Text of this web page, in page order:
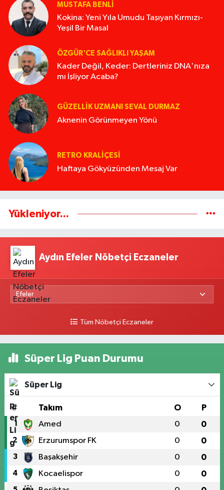
MUSTAFA BENLI
Kokina: Yeni Yıla Umudu Taşıyan Kırmızı-
Yeşil Bir Masal
ÖZGÜR'CE SAĞLIKLI YAŞAM
Kader Değil, Keder: Dertleriniz DNA'nıza
mı İşliyor Acaba?
GÜZELLIK UZMANI SEVAL DURMAZ
Aknenin Görünmeyen Yönü
RETRO KRALIÇESI
Haftaya Gökyüzünden Mesaj Var
Yükleniyor...
Aydın Efeler Nöbetçi Eczaneler
Tüm Nöbetçi Eczaneler
Süper Lig Puan Durumu
Süper Lig
# Takım O P
1 Amed 0 0
2 Erzurumspor FK 0 0
3 Başakşehir 0 0
4 Kocaelispor 0 0